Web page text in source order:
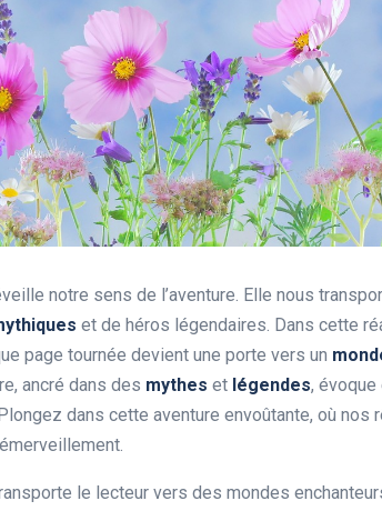
notre sens de l’aventure. Elle nous
et de héros légendaires. Dans cette
page tournée devient une porte vers un
ancré dans des mythes et légendes, évoque
dans cette aventure envoûtante, où nos
le lecteur vers des mondes